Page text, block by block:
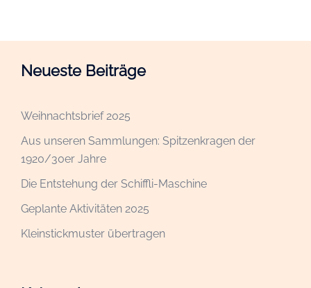
Neueste Beiträge
Weihnachtsbrief 2025
Aus unseren Sammlungen: Spitzenkragen der
1920/30er Jahre
Die Entstehung der Schiffli-Maschine
Geplante Aktivitäten 2025
Kleinstickmuster übertragen